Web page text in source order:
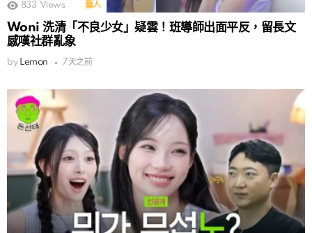
833 Views 藝人
Woni 洗清「不良少女」疑雲！班導師出面平反，留長文
感嘆社群亂象
by Lemon 7天之前